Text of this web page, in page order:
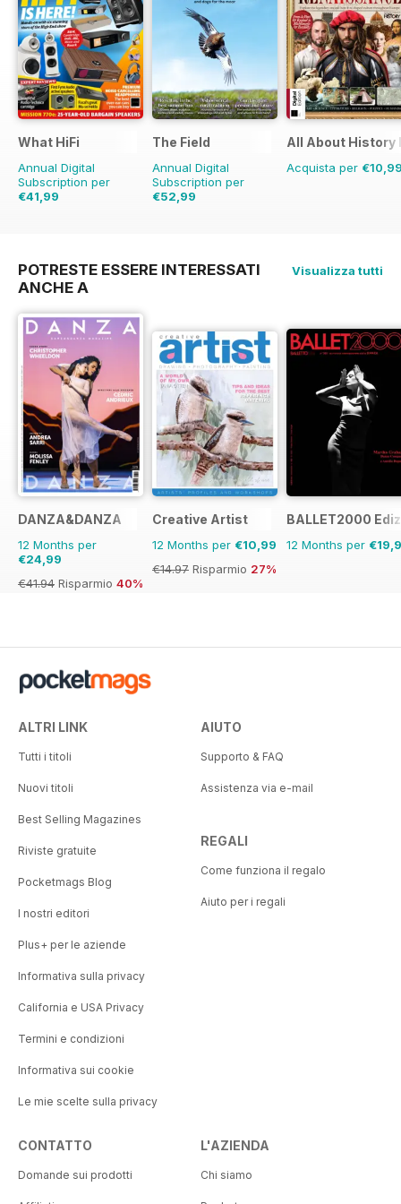
What HiFi
Annual Digital
Subscription per
€41,99
The Field
Annual Digital
Subscription per
€52,99
All About History
Acquista per
POTRESTE ESSERE INTERESSATI
ANCHE A
Visualizza tutti
DANZA&DANZA
12 Months per
€24,99
€41.94 Risparmio 40%
Creative Artist
12 Months per €10,99
€14.97 Risparmio 27%
BALLET2000
12 Months per
ALTRI LINK
Tutti i titoli
Nuovi titoli
Best Selling Magazines
Riviste gratuite
Pocketmags Blog
I nostri editori
Plus+ per le aziende
Informativa sulla privacy
California e USA Privacy
Termini e condizioni
Informativa sui cookie
Le mie scelte sulla privacy
AIUTO
Supporto & FAQ
Assistenza via e-mail
REGALI
Come funziona il regalo
Aiuto per i regali
CONTATTO
Domande sui prodotti
L'AZIENDA
Chi siamo